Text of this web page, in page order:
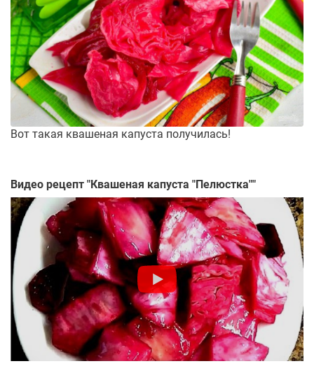
Вот такая квашеная капуста получилась!
Видео рецепт "Квашеная капуста "Пелюстка""